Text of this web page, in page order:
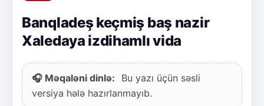
Banqladeş keçmiş baş nazir
Xaledaya izdihamlı vida
🎧 Məqaləni dinlə:
Bu yazı üçün səsli
versiya hələ hazırlanmayıb.